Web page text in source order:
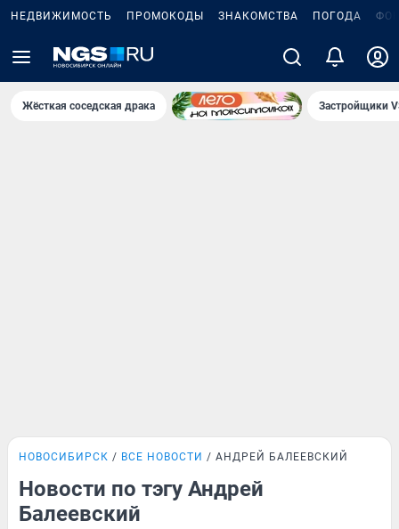
НЕДВИЖИМОСТЬ ПРОМОКОДЫ ЗНАКОМСТВА ПОГОДА
Жёсткая соседская драка Застройщики
НОВОСИБИРСК ВСЕ НОВОСТИ АНДРЕЙ БАЛЕЕВСКИЙ
Новости по тэгу Андрей
Балеевский